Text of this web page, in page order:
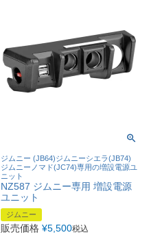
ジムニー (JB64)ジムニーシエラ(JB74)
ジムニーノマド(JC74)専用の増設電源ユ
ニット
NZ587 ジムニー専用 増設電源
ユニット
ジムニー
販売価格 ¥5,500税込